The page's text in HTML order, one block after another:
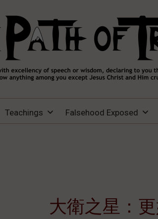
TRUTH
UP
Teachings Falsehood Exposed
大衛之星：